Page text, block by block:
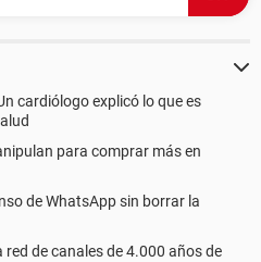
cardiólogo explicó lo que es
para comprar más en
de WhatsApp sin borrar la
de canales de 4.000 años de